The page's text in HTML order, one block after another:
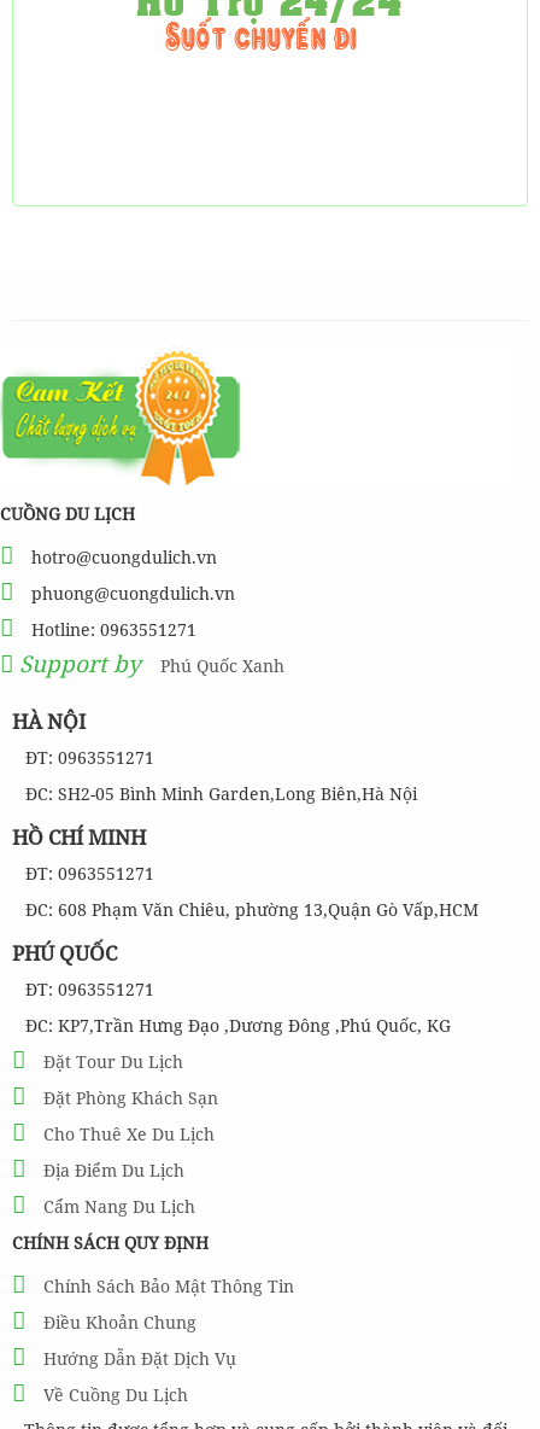
CUỒNG DU LỊCH
hotro@cuongdulich.vn
phuong@cuongdulich.vn
Hotline: 0963551271
Support by Phú Quốc Xanh
HÀ NỘI
ĐT: 0963551271
ĐC: SH2-05 Bình Minh Garden,Long Biên,Hà Nội
HỒ CHÍ MINH
ĐT: 0963551271
ĐC: 608 Phạm Văn Chiêu, phường 13,Quận Gò Vấp,HCM
PHÚ QUỐC
ĐT: 0963551271
ĐC: KP7,Trần Hưng Đạo ,Dương Đông ,Phú Quốc, KG
Đặt Tour Du Lịch
Đặt Phòng Khách Sạn
Cho Thuê Xe Du Lịch
Địa Điểm Du Lịch
Cẩm Nang Du Lịch
CHÍNH SÁCH QUY ĐỊNH
Chính Sách Bảo Mật Thông Tin
Điều Khoản Chung
Hướng Dẫn Đặt Dịch Vụ
Về Cuồng Du Lịch